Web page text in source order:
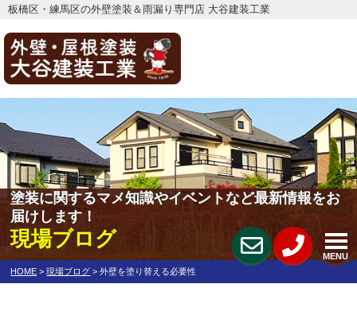
板橋区・練馬区の外壁塗装＆雨漏り専門店 大谷建装工業
MENU
塗装に関するマメ知識やイベントなど最新情報をお
届けします！
現場ブログ
HOME >現場ブログ >外壁を塗り替える必要性